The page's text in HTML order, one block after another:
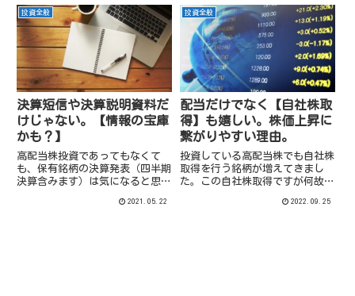
投資全般
決算短信や決算説明資料だ
けじゃない。【情報の宝庫
かも？】
高配当株投資であってもなくて
も、保有銘柄の決算発表（四半期
決算含みます）は気になると思い
ル或は保有銘柄によって興味の濃
2021.05.22
投資全般
配当だけでなく【自社株取
得】も嬉しい。株価上昇に
繋がりやすい理由。
投資している高配当株でも自社株
取得を行う銘柄が増えてきまし
た。この自社株取得ですが何故株
ったことについて改めて。
2022.09.25